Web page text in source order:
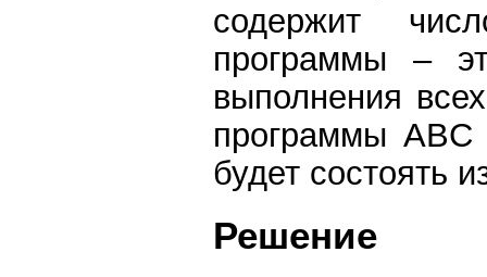
содержит
программы –
выполнения
программы ABC
будет состоять
Решение